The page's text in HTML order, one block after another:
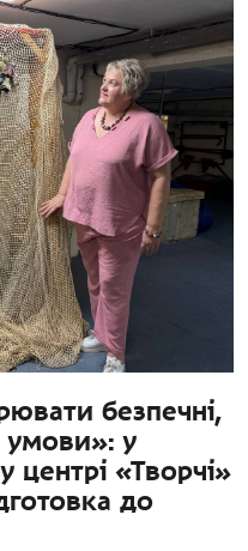
безпечні,
умови»: у
«Творчі»
до